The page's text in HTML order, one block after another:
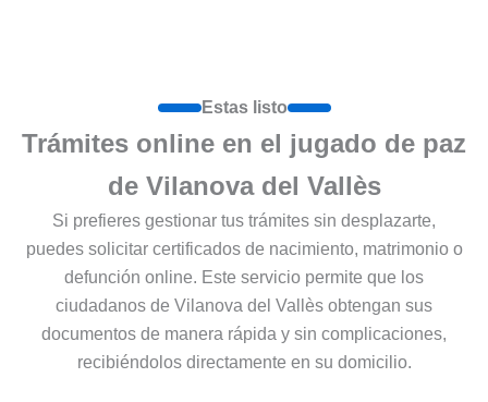
Estas listo
Trámites online en el jugado de paz
de Vilanova del Vallès
Si prefieres gestionar tus trámites sin desplazarte,
puedes solicitar certificados de nacimiento, matrimonio o
defunción online. Este servicio permite que los
ciudadanos de Vilanova del Vallès obtengan sus
documentos de manera rápida y sin complicaciones,
recibiéndolos directamente en su domicilio.